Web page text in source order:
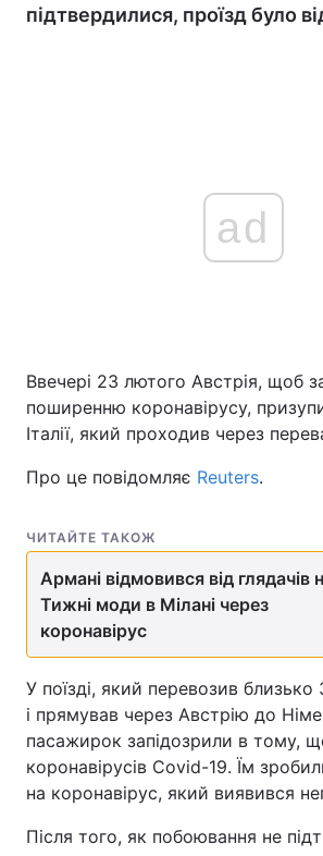
підтвердилися, проїзд було
ad
Ввечері 23 лютого Австрія, щоб
поширенню коронавірусу,
Італії, який проходив через
Про це повідомляє Reuters.
ЧИТАЙТЕ ТАКОЖ
Армані відмовився від глядачів
Тижні моди в Мілані через
коронавірус
У поїзді, який перевозив
і прямував через Австрію до
пасажирок запідозрили в тому,
коронавірусів Covid-19. Їм
на коронавірус, який виявився
Після того, як побоювання не